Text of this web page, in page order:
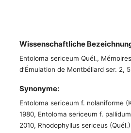
Wissenschaftliche
Entoloma sericeum Quél.,
d’Émulation de Montbéliard ser. 2,
Synonyme:
Entoloma sericeum f. nolaniforme
1980, Entoloma sericeum f.
2010, Rhodophyllus sericeus